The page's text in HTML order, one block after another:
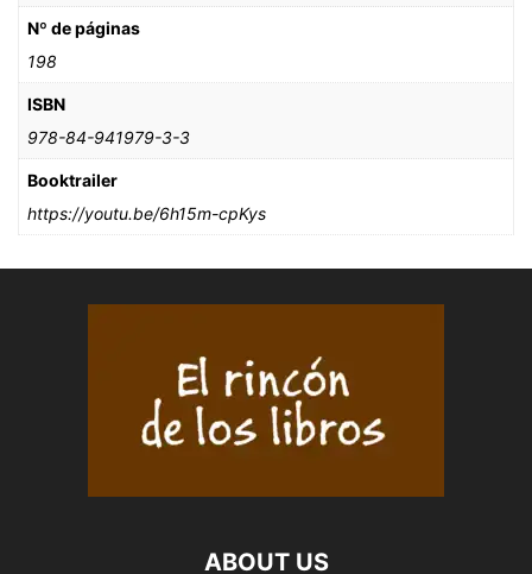
Nº de páginas
198
ISBN
978-84-941979-3-3
Booktrailer
https://youtu.be/6h15m-cpKys
ABOUT US